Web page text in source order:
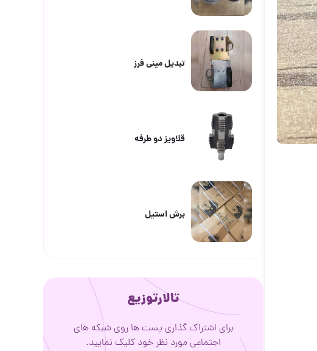
تبدیل مینی فرز
قلاویز دو طرفه
برش استیل
تالارتوزیع
برای اشتراک گذاری پست ها روی شبکه های
اجتماعی مورد نظر خود کلیک نمایید.